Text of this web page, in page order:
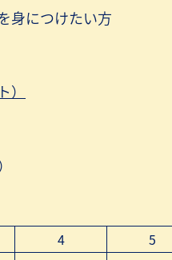
身につけたい方
4 5